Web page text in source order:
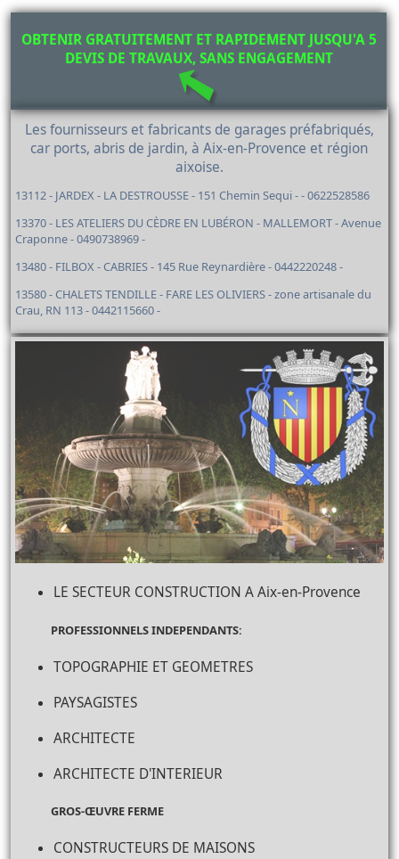
OBTENIR GRATUITEMENT ET RAPIDEMENT JUSQU'A 5
DEVIS DE TRAVAUX, SANS ENGAGEMENT
Les fournisseurs et fabricants de garages préfabriqués,
car ports, abris de jardin, à Aix-en-Provence et région
aixoise.
13112 - JARDEX - LA DESTROUSSE - 151 Chemin Sequi - - 0622528586
13370 - LES ATELIERS DU CÈDRE EN LUBÉRON - MALLEMORT - Avenue
Craponne - 0490738969 -
13480 - FILBOX - CABRIES - 145 Rue Reynardière - 0442220248 -
13580 - CHALETS TENDILLE - FARE LES OLIVIERS - zone artisanale du
Crau, RN 113 - 0442115660 -
LE SECTEUR CONSTRUCTION A Aix-en-Provence
PROFESSIONNELS INDEPENDANTS:
TOPOGRAPHIE ET GEOMETRES
PAYSAGISTES
ARCHITECTE
ARCHITECTE D'INTERIEUR
GROS-ŒUVRE FERME
CONSTRUCTEURS DE MAISONS